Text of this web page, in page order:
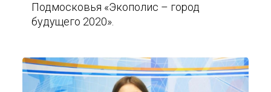
Подмосковья «Экополис – город
будущего 2020».